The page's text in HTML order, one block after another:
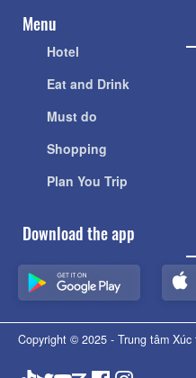
Menu
Hotel
Eat and Drink
Must do
Shopping
Plan You Trip
Download the app
Copyright © 2025 - Trung tâm